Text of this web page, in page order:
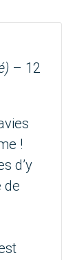
– 12
!
d’y
de